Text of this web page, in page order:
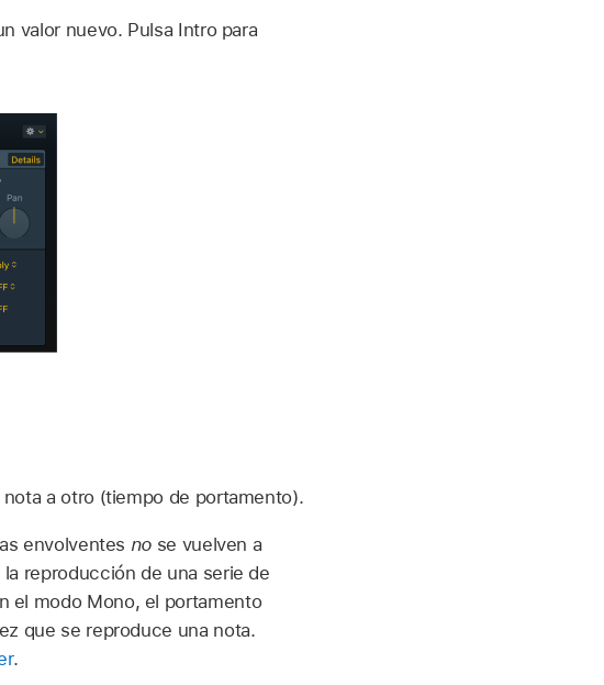
valor nuevo. Pulsa Intro para
a otro (tiempo de portamento).
envolventes no se vuelven a
reproducción de una serie de
el modo Mono, el portamento
que se reproduce una nota.
.